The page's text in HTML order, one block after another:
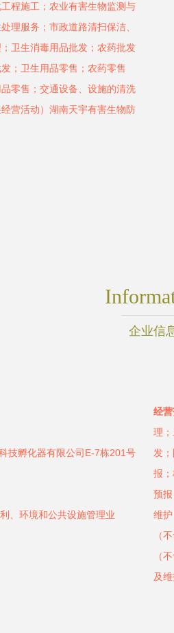
程施工；农业有害生物监测与
理服务；市政道路清扫保洁、
卫生消毒用品批发；农药批发
；卫生用品零售；农药零售
零售；交通设备、设施的清洗
营活动）湖南天宇有害生物防
企业信
技孵化器有限公司E-7栋201号
、环境和公共设施管理业
经营
理
发
报
预
维
（
（
及